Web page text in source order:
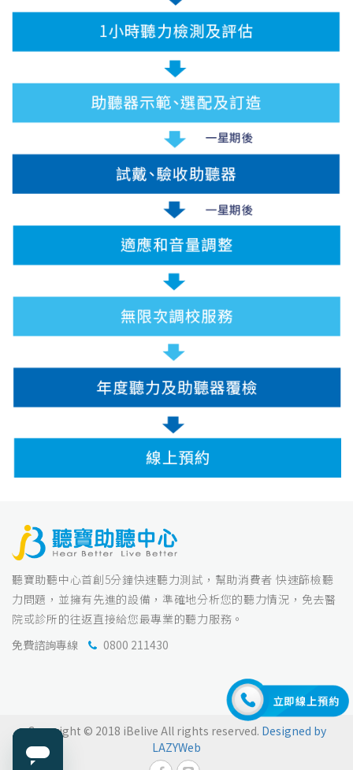
聽寶助聽中心首創5分鐘快速聽力測試，幫助消費者 快速篩檢聽
力問題，並擁有先進的設備，準確地分析您的聽力情況，免去醫
院或診所的往返直接給您最專業的聽力服務。
免費諮詢專線
0800 211430
Copyright © 2018 iBelive All rights reserved. Designed by
LAZYWeb